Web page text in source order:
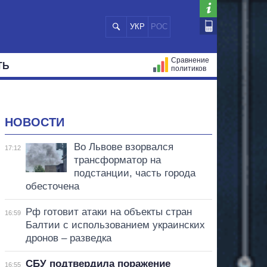
УКР РОС
Сравнение
политиков
НОВОСТИ
17:12
Во Львове взорвался
трансформатор на
подстанции, часть города
обесточена
16:59
Рф готовит атаки на объекты стран
Балтии с использованием украинских
дронов – разведка
16:55
СБУ подтвердила поражение